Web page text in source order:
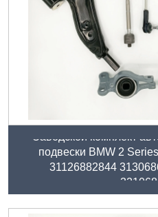
Заводской комплект
подвески BMW 2
31126882844